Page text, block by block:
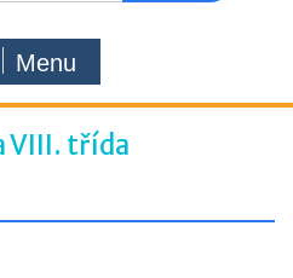
Menu
VIII. třída